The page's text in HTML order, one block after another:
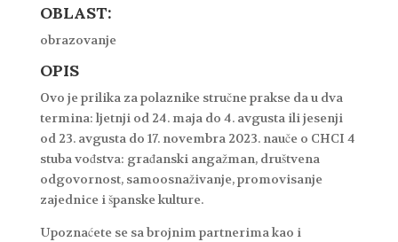
OBLAST:
obrazovanje
OPIS
Ovo je prilika za polaznike stručne prakse da u dva
termina: ljetnji od 24. maja do 4. avgusta ili jesenji
od 23. avgusta do 17. novembra 2023. nauče o CHCI 4
stuba vođstva: građanski angažman, društvena
odgovornost, samoosnaživanje, promovisanje
zajednice i španske kulture.
Upoznaćete se sa brojnim partnerima kao i